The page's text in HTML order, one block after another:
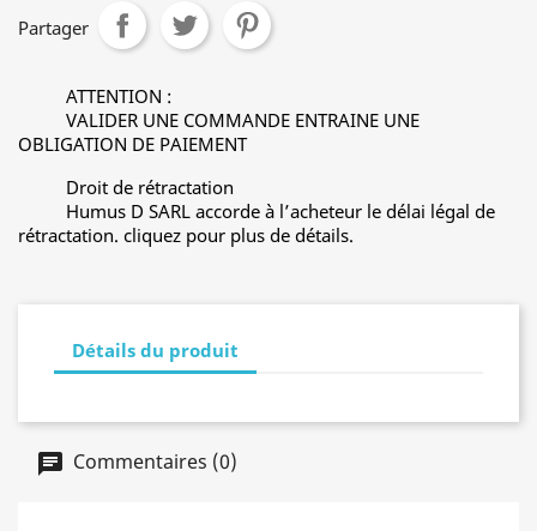
Partager
ATTENTION :
VALIDER UNE COMMANDE ENTRAINE UNE
OBLIGATION DE PAIEMENT
Droit de rétractation
Humus D SARL accorde à l’acheteur le délai légal de
rétractation. cliquez pour plus de détails.
Détails du produit
Commentaires (0)